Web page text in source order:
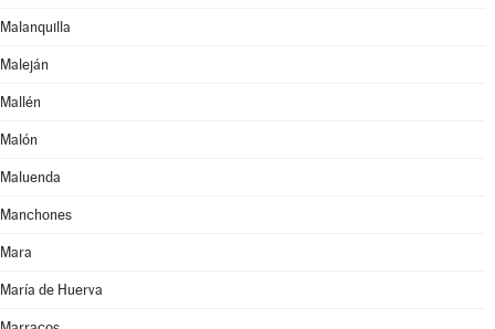
Malanquilla
Maleján
Mallén
Malón
Maluenda
Manchones
Mara
María de Huerva